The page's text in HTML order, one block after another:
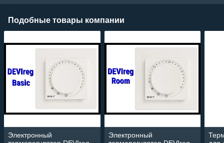
Подобные товары компании
Электронный
Электронный